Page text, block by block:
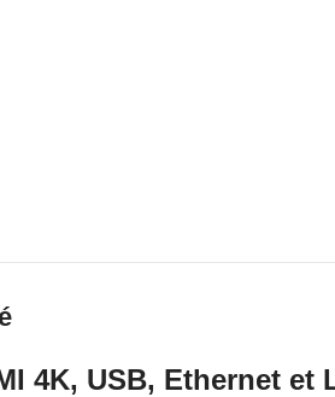
4K, USB, Ethernet et